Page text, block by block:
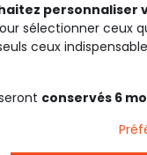
personnaliser
sélectionner ceux
ceux
conservés 6